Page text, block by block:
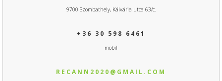
9700 Szombathely, Kálvária utca 63/c.
+36 30 598 6461
mobil
RECANN2020@GMAIL.COM